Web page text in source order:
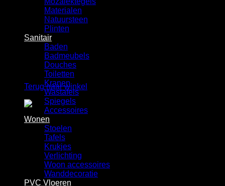
Winkelwagen
Geen producten in de winkelwagen.
Terug naar winkel
Materialen
Natuursteen
Plinten
Sanitair
Baden
Badmeubels
Douches
Toiletten
Kranen
Wastafels
Spiegels
Accessoires
Wonen
Stoelen
Tafels
Krukjes
Verlichting
Woon accessoires
Wanddecoratie
PVC Vloeren